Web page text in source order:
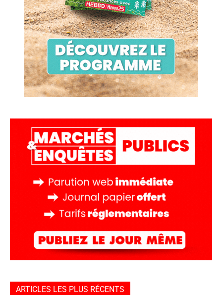
ARTICLES LES PLUS RÉCENTS